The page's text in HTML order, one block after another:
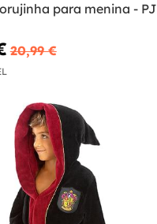
para menina - PJ
20,99 €